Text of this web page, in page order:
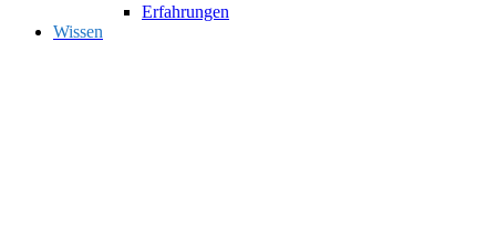
Erfahrungen
Wissen